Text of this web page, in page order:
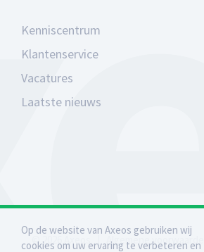
Kenniscentrum
Klantenservice
Vacatures
Laatste nieuws
© 2026 Algemene voorwaarden
Op de website van Axeos gebruiken wij
cookies om uw ervaring te verbeteren en